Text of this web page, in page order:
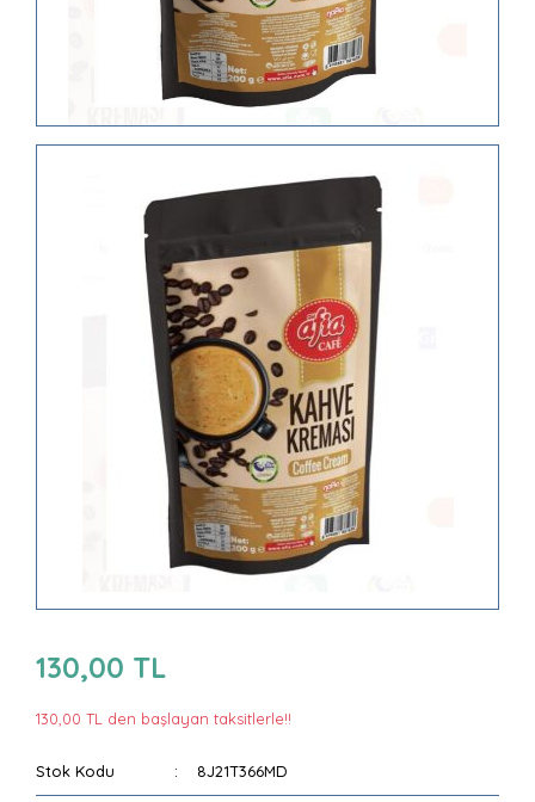
130,00 TL
130,00 TL den başlayan taksitlerle!!
Stok Kodu 8J21T366MD